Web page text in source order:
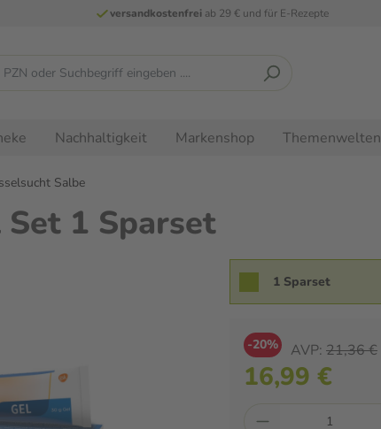
versandkostenfreiab 29 € und für E-Rezepte
Nachhaltigkeit Markenshop Themenwelten
Salbe
1 Sparset
1 Sparset
-20% AVP: 21,36 €
16,99 €